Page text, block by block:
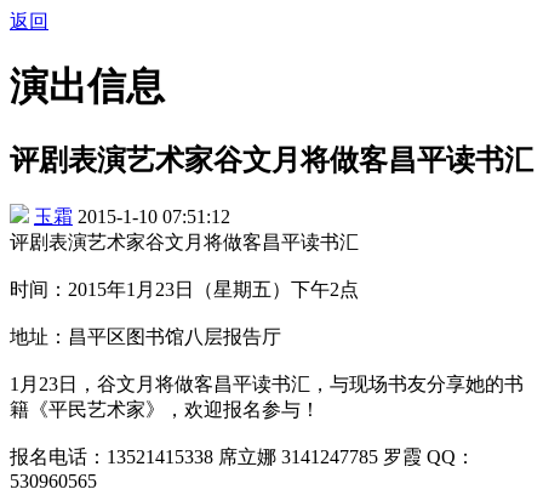
返回
演出信息
评剧表演艺术家谷文月将做客昌平读书汇
玉霜 2015-1-10 07:51:12
评剧表演艺术家谷文月将做客昌平读书汇
时间：2015年1月23日（星期五）下午2点
地址：昌平区图书馆八层报告厅
1月23日，谷文月将做客昌平读书汇，与现场书友分享她的书
籍《平民艺术家》，欢迎报名参与！
报名电话：13521415338 席立娜 3141247785 罗霞 QQ：
530960565